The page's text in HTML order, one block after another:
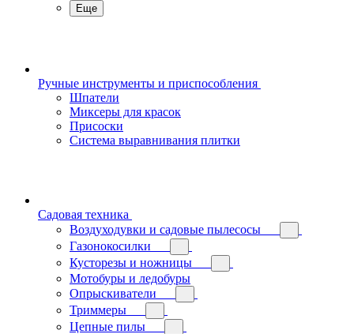
Еще
Ручные инструменты и приспособления
Шпатели
Миксеры для красок
Присоски
Система выравнивания плитки
Садовая техника
Воздуходувки и садовые пылесосы
Газонокосилки
Кусторезы и ножницы
Мотобуры и ледобуры
Опрыскиватели
Триммеры
Цепные пилы